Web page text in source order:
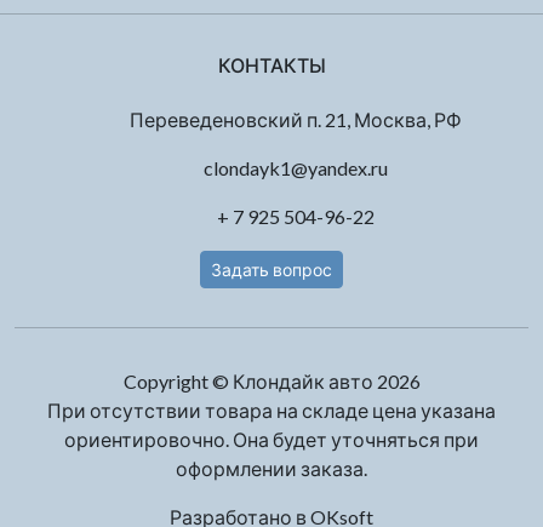
КОНТАКТЫ
Переведеновский п. 21, Москва, РФ
clondayk1@yandex.ru
+ 7 925 504-96-22
Задать вопрос
Copyright © Клондайк авто 2026
При отсутствии товара на складе цена указана
ориентировочно. Она будет уточняться при
оформлении заказа.
Разработано в OKsoft